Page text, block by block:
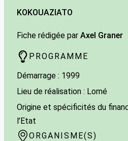
KOKOUAZIATO
Fiche rédigée par Axel Graner
PROGRAMME
Démarrage : 1999
Lieu de réalisation : Lomé
Origine et spécificités du
l’Etat
ORGANISME(S)